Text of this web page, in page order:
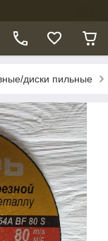
диски пильные